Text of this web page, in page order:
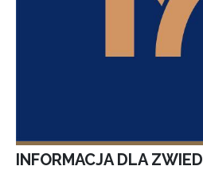
INFORMACJA DLA